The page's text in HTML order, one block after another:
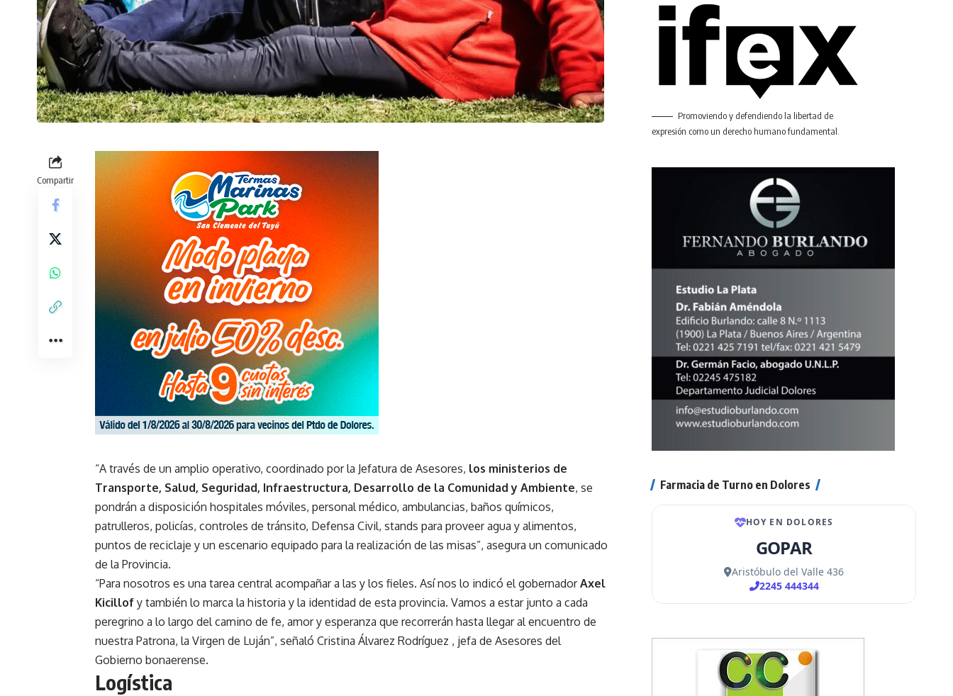
Compartir
“A través de un amplio operativo, coordinado por la Jefatura de Asesores, los ministerios de
Transporte, Salud, Seguridad, Infraestructura, Desarrollo de la Comunidad y Ambiente, se
pondrán a disposición hospitales móviles, personal médico, ambulancias, baños químicos,
patrulleros, policías, controles de tránsito, Defensa Civil, stands para proveer agua y alimentos,
puntos de reciclaje y un escenario equipado para la realización de las misas”, asegura un comunicado
de la Provincia.
“Para nosotros es una tarea central acompañar a las y los fieles. Así nos lo indicó el gobernadorAxel
Kicillof y también lo marca la historia y la identidad de esta provincia. Vamos a estar junto a cada
peregrino a lo largo del camino de fe, amor y esperanza que recorrerán hasta llegar al encuentro de
nuestra Patrona, la Virgen de Luján”, señaló Cristina Álvarez Rodríguez , jefa de Asesores del
Gobierno bonaerense.
Logística
Promoviendo y defendiendo la libertad de
expresión como un derecho humano fundamental.
Farmacia de Turno en Dolores